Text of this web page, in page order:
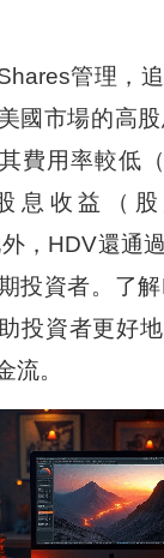
管理，
國市場的高
費用率較低
息收益（
，HDV還通
投資者。了
投資者更好
流。